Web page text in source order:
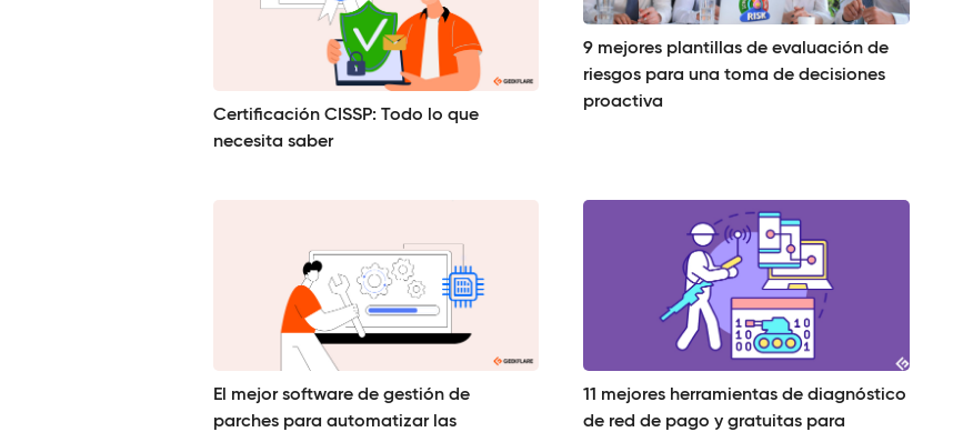
Certificación CISSP: Todo lo que
necesita saber
9 mejores plantillas de evaluación de
riesgos para una toma de decisiones
proactiva
El mejor software de gestión de
parches para automatizar las
11 mejores herramientas de diagnóstico
de red de pago y gratuitas para